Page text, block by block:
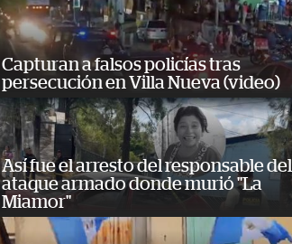
Capturan a falsos policías tras
persecución en Villa Nueva (video)
Así fue el arresto del responsable del
ataque armado donde murió "La
Miamor"